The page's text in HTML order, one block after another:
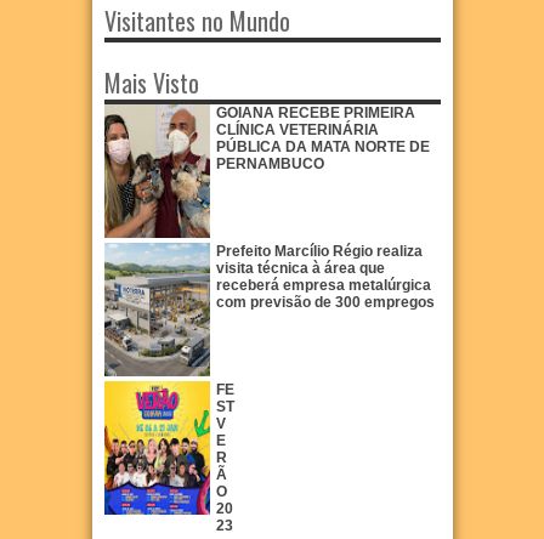
Visitantes no Mundo
Mais Visto
GOIANA RECEBE PRIMEIRA
CLÍNICA VETERINÁRIA
PÚBLICA DA MATA NORTE DE
PERNAMBUCO
Prefeito Marcílio Régio realiza
visita técnica à área que
receberá empresa metalúrgica
com previsão de 300 empregos
FE
ST
V
E
R
Ã
O
20
23